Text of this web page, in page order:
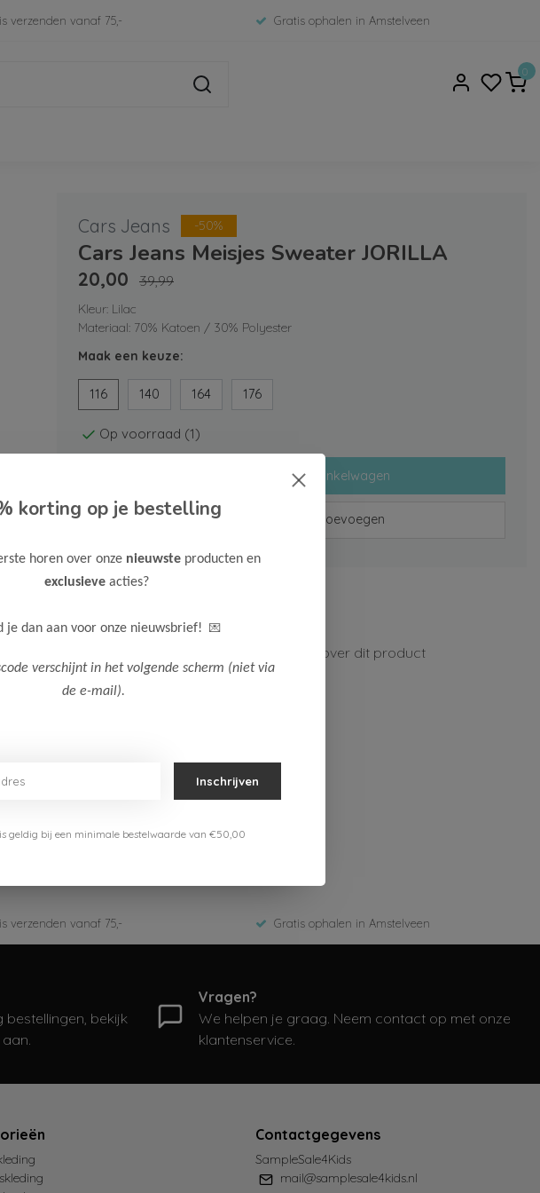
verzenden vanaf 75,- Gratis ophalen in Amstelveen
0
Cars Jeans -50%
Cars Jeans Meisjes Sweater JORILLA
20,00 39,99
Kleur: Lilac
Materiaal: 70% Katoen / 30% Polyester
Maak een keuze:
116 140 164 176
Op voorraad (1)
Toevoegen aan winkelwagen
Aan verlanglijst toevoegen
Verzenden 1-3 werkdagen
Neem contact op over dit product
verzenden vanaf 75,- Gratis ophalen in Amstelveen
bestellingen, bekijk
Vragen?
We helpen je graag. Neem contact op met onze
klantenservice.
Contactgegevens
SampleSale4Kids
mail@samplesale4kids.nl
korting op je bestelling
horen over onze nieuwste producten en
exclusieve acties?
je dan aan voor onze nieuwsbrief! 💌
verschijnt in het volgende scherm (niet via
de e-mail).
Inschrijven
geldig bij een minimale bestelwaarde van €50,00